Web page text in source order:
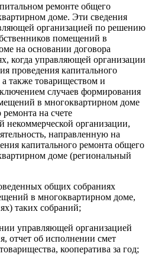
ремонте общего
доме. Эти сведения
организацией по решению
помещений в
на основании договора
когда управляющей организации
проведения капитального
также товариществом и
случаев формирования
в многоквартирном доме
на счете
некоммерческой организации,
направленную на
капитального ремонта общего
доме (региональный
общих собраниях
в многоквартирном доме,
таких собраний;
управляющей организацией
отчет об исполнении смет
кооператива за год;